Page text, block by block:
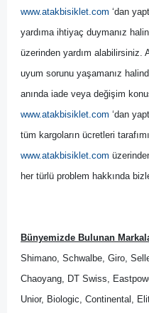
www.atakbisiklet.com ‘dan
yardıma ihtiyaç duymanız
üzerinden yardım alabilirsiniz.
uyum sorunu yaşamanız
anında iade veya değişim
www.atakbisiklet.com ‘dan
tüm kargoların ücretleri
www.atakbisiklet.com
her türlü problem hakkında
Bünyemizde Bulunan
Shimano, Schwalbe, Giro,
Chaoyang, DT Swiss,
Unior, Biologic, Continental,